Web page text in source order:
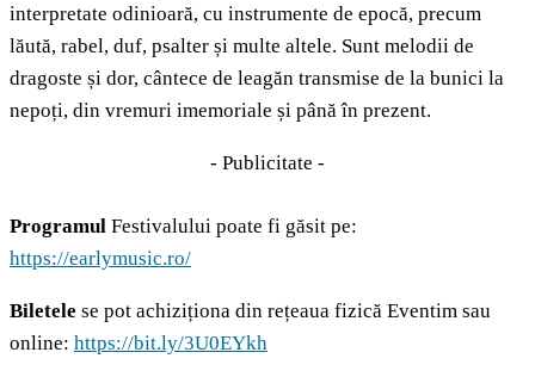
interpretate odinioară, cu instrumente de epocă, precum
lăută, rabel, duf, psalter și multe altele. Sunt melodii de
dragoste și dor, cântece de leagăn transmise de la bunici la
nepoți, din vremuri imemoriale și până în prezent.
- Publicitate -
Programul Festivalului poate fi găsit pe:
https://earlymusic.ro/
Biletele se pot achiziționa din rețeaua fizică Eventim sau
online: https://bit.ly/3U0EYkh